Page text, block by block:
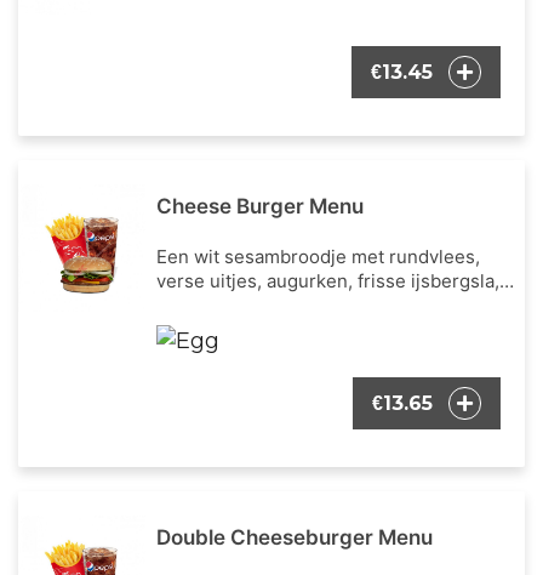
Franse frietjes en een frisdrank naar
€13.45
Cheese Burger Menu
Een wit sesambroodje met rundvlees,
verse uitjes, augurken, frisse ijsbergsla,
bekende burger dressing. Inclusief een
portie Franse frietjes en een frisdrank
€13.65
Double Cheeseburger Menu